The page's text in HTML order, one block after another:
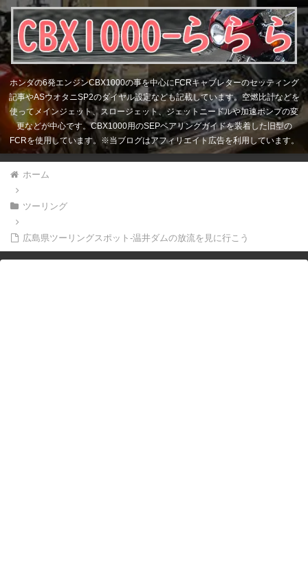
ホンダの6発エンジンCBX1000の事を中心にFCRキャブレターのセッティング
記事やASウオタニSP2のダイヤル設定なども記載しています。空燃比計などを
使ってメインジェット、スロージェット、ジェットニードルや加速ポンプの変
更などが中心です。CBX1000用のSEPベアリングガイドを装着した旧型の
FCRを使用しています。※当ブログはアフィリエイト広告を利用しています。
ホーム
ツーリング
広島県ツーリングスポット-温井ダムの放流を見に行こう